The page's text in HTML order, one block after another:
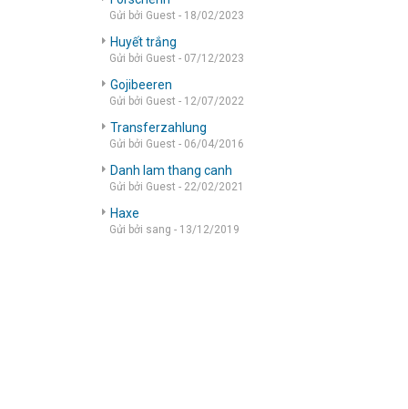
Gửi bởi Guest - 18/02/2023
Huyết trắng
Gửi bởi Guest - 07/12/2023
Gojibeeren
Gửi bởi Guest - 12/07/2022
Transferzahlung
Gửi bởi Guest - 06/04/2016
Danh lam thang canh
Gửi bởi Guest - 22/02/2021
Haxe
Gửi bởi sang - 13/12/2019